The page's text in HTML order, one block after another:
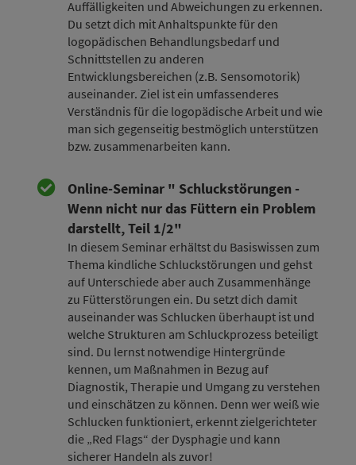
Auffälligkeiten und Abweichungen zu erkennen.
Du setzt dich mit Anhaltspunkte für den
logopädischen Behandlungsbedarf und
Schnittstellen zu anderen
Entwicklungsbereichen (z.B. Sensomotorik)
auseinander. Ziel ist ein umfassenderes
Verständnis für die logopädische Arbeit und wie
man sich gegenseitig bestmöglich unterstützen
bzw. zusammenarbeiten kann.
Online-Seminar " Schluckstörungen -
Wenn nicht nur das Füttern ein Problem
darstellt, Teil 1/2"
In diesem Seminar erhältst du Basiswissen zum
Thema kindliche Schluckstörungen und gehst
auf Unterschiede aber auch Zusammenhänge
zu Fütterstörungen ein. Du setzt dich damit
auseinander was Schlucken überhaupt ist und
welche Strukturen am Schluckprozess beteiligt
sind. Du lernst notwendige Hintergründe
kennen, um Maßnahmen in Bezug auf
Diagnostik, Therapie und Umgang zu verstehen
und einschätzen zu können. Denn wer weiß wie
Schlucken funktioniert, erkennt zielgerichteter
die „Red Flags“ der Dysphagie und kann
sicherer Handeln als zuvor!